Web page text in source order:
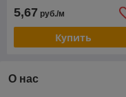
5,67 руб./м
Купить
О нас